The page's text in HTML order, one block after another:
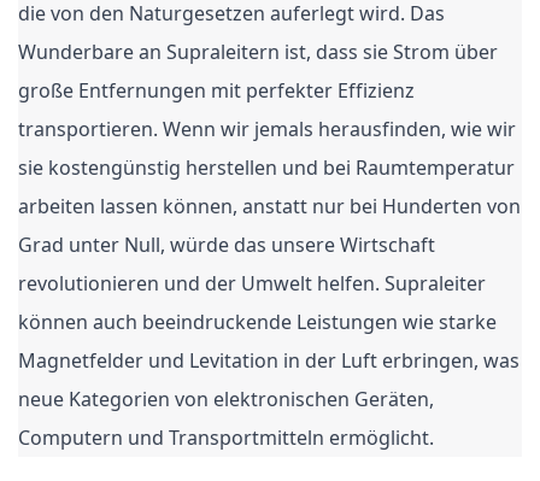
die von den Naturgesetzen auferlegt wird. Das
Wunderbare an Supraleitern ist, dass sie Strom über
große Entfernungen mit perfekter Effizienz
transportieren. Wenn wir jemals herausfinden, wie wir
sie kostengünstig herstellen und bei Raumtemperatur
arbeiten lassen können, anstatt nur bei Hunderten von
Grad unter Null, würde das unsere Wirtschaft
revolutionieren und der Umwelt helfen. Supraleiter
können auch beeindruckende Leistungen wie starke
Magnetfelder und Levitation in der Luft erbringen, was
neue Kategorien von elektronischen Geräten,
Computern und Transportmitteln ermöglicht.